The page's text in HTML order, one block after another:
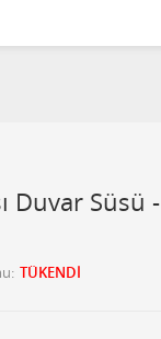
Duvar Süsü -
TÜKENDİ